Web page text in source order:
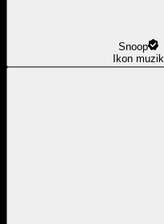
Snoop
Ikon muzik